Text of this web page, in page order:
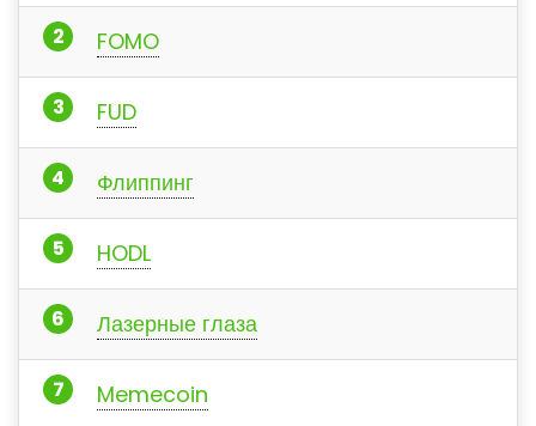
FOMO
FUD
Флиппинг
HODL
Лазерные глаза
Memecoin